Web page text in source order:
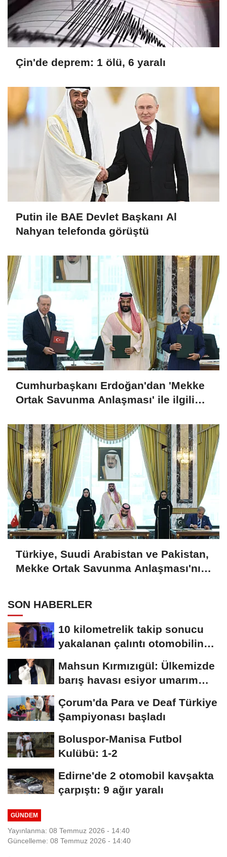
Çin'de deprem: 1 ölü, 6 yaralı
Putin ile BAE Devlet Başkanı Al
Nahyan telefonda görüştü
Cumhurbaşkanı Erdoğan'dan 'Mekke
Ortak Savunma Anlaşması' ile ilgili
Türkiye, Suudi Arabistan ve Pakistan,
Mekke Ortak Savunma Anlaşması'nı
SON HABERLER
10 kilometrelik takip sonucu
yakalanan çalıntı otomobilin
Mahsun Kırmızıgül: Ülkemizde
barış havası esiyor umarım
Çorum'da Para ve Deaf Türkiye
Şampiyonası başladı
Boluspor-Manisa Futbol
Kulübü: 1-2
Edirne'de 2 otomobil kavşakta
çarpıştı: 9 ağır yaralı
GÜNDEM
Yayınlanma: 08 Temmuz 2026 - 14:40
Güncelleme: 08 Temmuz 2026 - 14:40